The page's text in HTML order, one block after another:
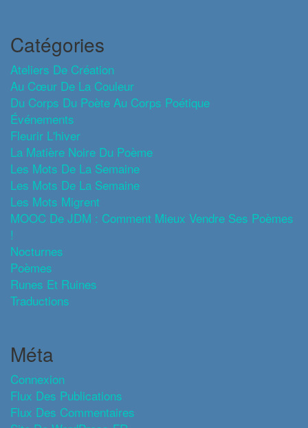
Catégories
Ateliers De Création
Au Cœur De La Couleur
Du Corps Du Poète Au Corps Poétique
Événements
Fleurir L'hiver
La Matière Noire Du Poème
Les Mots De La Semaine
Les Mots De La Semaine
Les Mots Migrent
MOOC De JDM : Comment Mieux Vendre Ses Poèmes
!
Nocturnes
Poèmes
Runes Et Ruines
Traductions
Méta
Connexion
Flux Des Publications
Flux Des Commentaires